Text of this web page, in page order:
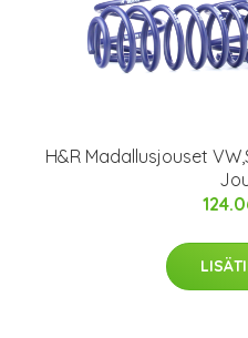
H&R Madallusjouset